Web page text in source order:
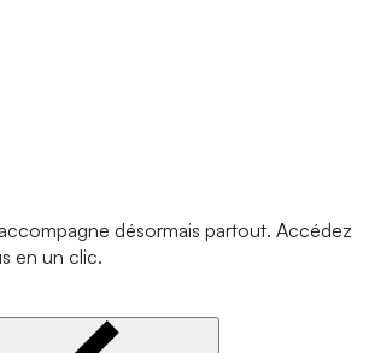
désormais partout. Accédez
en un clic.